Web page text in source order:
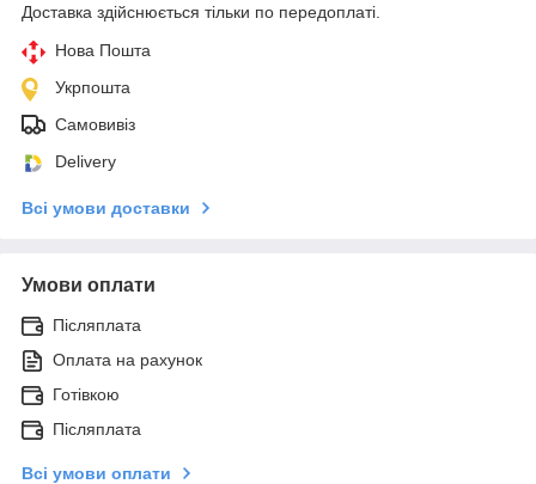
Доставка здійснюється тільки по передоплаті.
Нова Пошта
Укрпошта
Самовивіз
Delivery
Всі умови доставки
Умови оплати
Післяплата
Оплата на рахунок
Готівкою
Післяплата
Всі умови оплати